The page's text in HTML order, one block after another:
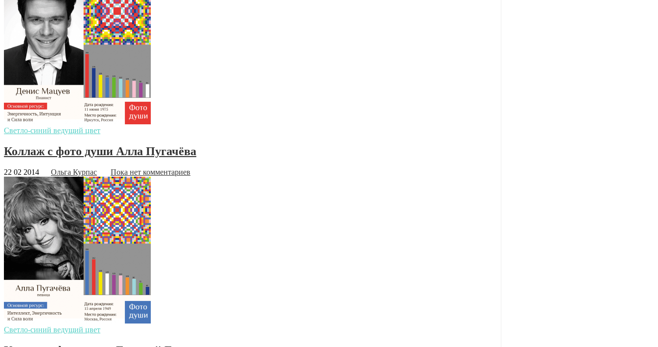
Светло-синий ведущий цвет
Коллаж с фото души Алла Пугачёва
22 02 2014 Ольга Курпас Пока нет комментариев
Светло-синий ведущий цвет